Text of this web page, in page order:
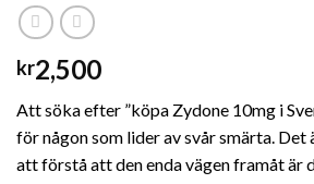
kr2,500
Att söka efter ”köpa Zydone 10mg i
för någon som lider av svår smärta. Det
att förstå att den enda vägen framåt är